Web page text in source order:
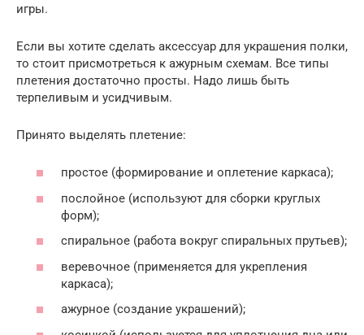
игры.
Если вы хотите сделать аксессуар для украшения полки,
то стоит присмотреться к ажурным схемам. Все типы
плетения достаточно просты. Надо лишь быть
терпеливым и усидчивым.
Принято выделять плетение:
простое (формирование и оплетение каркаса);
послойное (используют для сборки круглых
форм);
спиральное (работа вокруг спиральных прутьев);
веревочное (применяется для укрепления
каркаса);
ажурное (создание украшений);